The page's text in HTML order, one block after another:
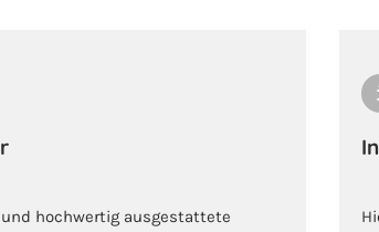
hochwertig ausgestattete